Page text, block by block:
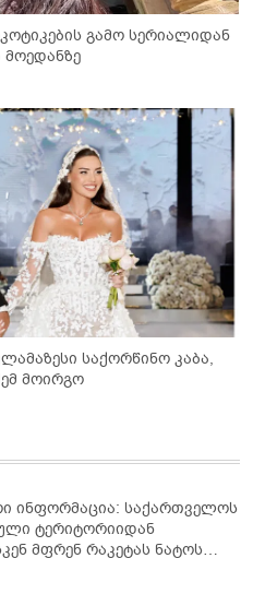
გამო სერიალიდან
მოედანზე
მოირგო
ინფორმაცია: საქართველოს
ტერიტორიიდან
მფრენ რაკეტას ნატოს
ჩაუშლია